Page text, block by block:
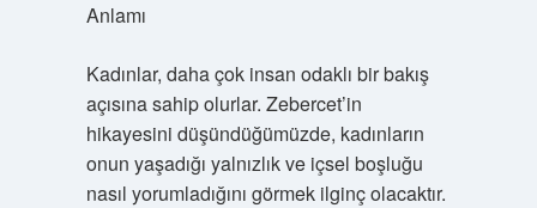
Anlamı
Kadınlar, daha çok insan odaklı bir bakış
açısına sahip olurlar. Zebercet’in
hikayesini düşündüğümüzde, kadınların
onun yaşadığı yalnızlık ve içsel boşluğu
nasıl yorumladığını görmek ilginç olacaktır.